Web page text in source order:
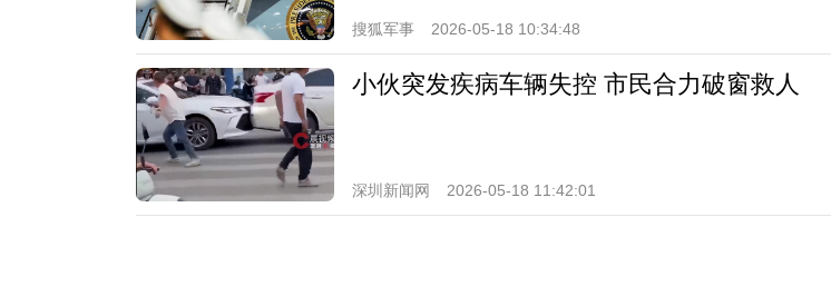
搜狐军事 2026-05-18 10:34:48
小伙突发疾病车辆失控 市民合力破窗救人
深圳新闻网 2026-05-18 11:42:01